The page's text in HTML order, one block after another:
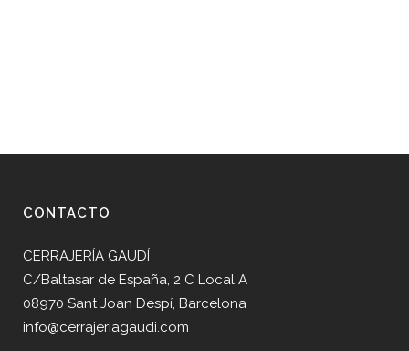
CONTACTO
CERRAJERÍA GAUDÍ
C/Baltasar de España, 2 C Local A
08970 Sant Joan Despí, Barcelona
info@cerrajeriagaudi.com